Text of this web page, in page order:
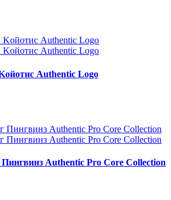
Authentic Logo
Пингвинз Authentic Pro Core Collection